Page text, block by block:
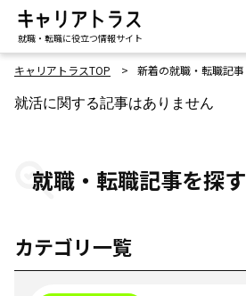
就職・転職に役立つ情報サイト
キャリアトラスTOP 新着の就職・転職記事
就活に関する記事はありません
就職・転職記事を探す
カテゴリ一覧